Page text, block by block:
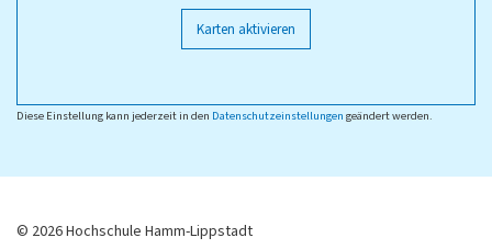
Karten aktivieren
Diese Einstellung kann jederzeit in den Datenschutzeinstellungen geändert werden.
© 2026 Hochschule Hamm-Lippstadt